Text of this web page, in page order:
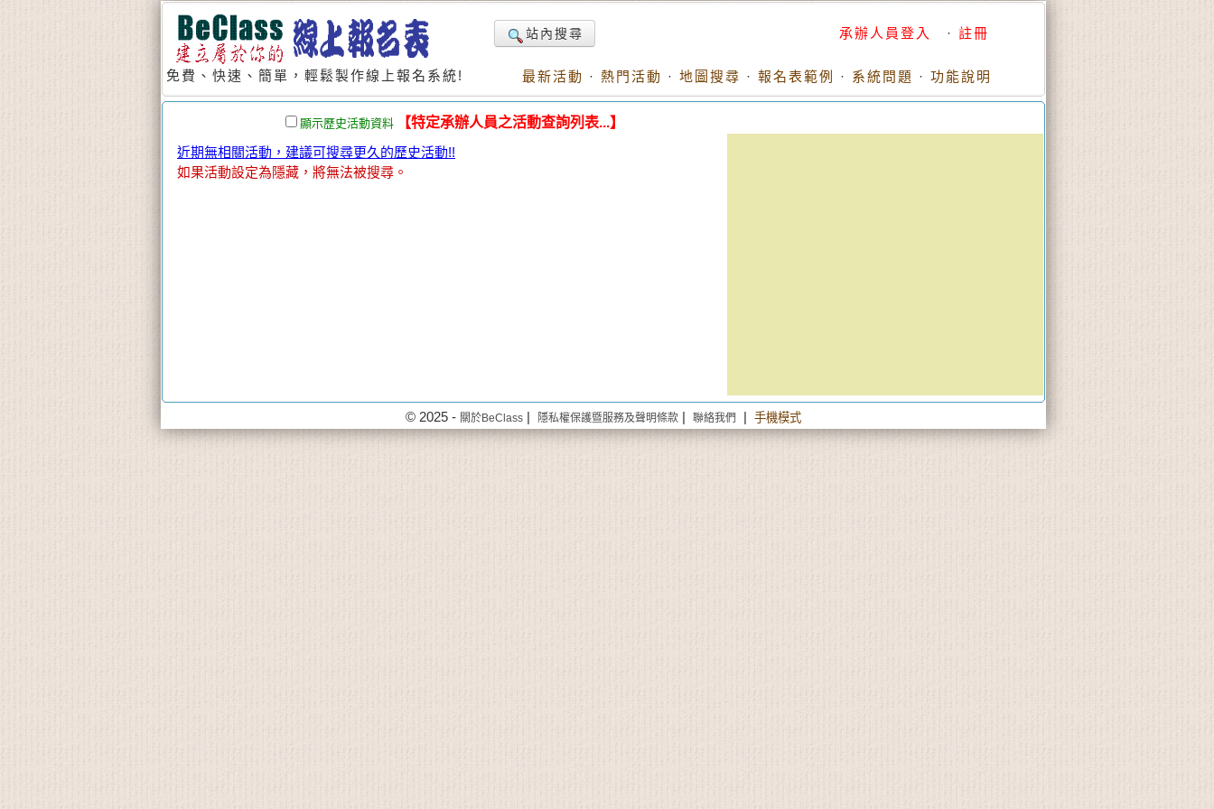
免費、快速、簡單，輕鬆製作線上報名系統!
站內搜尋 承辦人員登入 · 註冊
最新活動 · 熱門活動 · 地圖搜尋 · 報名表範例 · 系統問題 · 功能說明
顯示歷史活動資料
【特定承辦人員之活動查詢列表...】
近期無相關活動，建議可搜尋更久的歷史活動!!
如果活動設定為隱藏，將無法被搜尋。
© 2025 - 關於BeClass | 隱私權保護暨服務及聲明條款 | 聯絡我們 | 手機模式